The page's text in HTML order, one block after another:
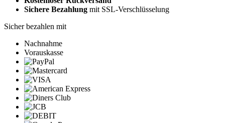
Sichere Bezahlung mit SSL-Verschlüsselung
Sicher bezahlen mit
Nachnahme
Vorauskasse